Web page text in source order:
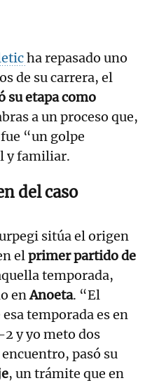
ha repasado uno
de su carrera, el
su etapa como
a un proceso que,
“un golpe
y familiar.
del caso
sitúa el origen
elprimer partido de
temporada,
enAnoeta. “El
temporada es en
y yo meto dos
pasó su
, un trámite que en